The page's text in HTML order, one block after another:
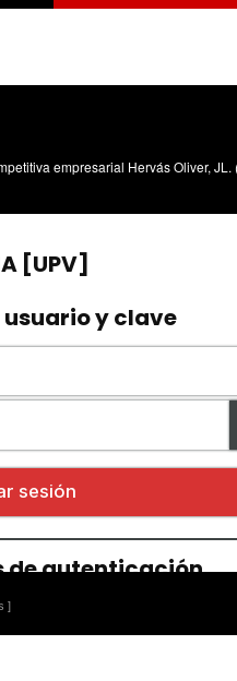
empresarial Hervás Oliver,
]